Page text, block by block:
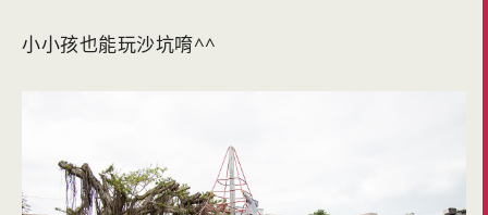
小小孩也能玩沙坑唷^^